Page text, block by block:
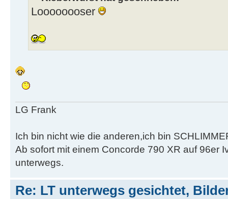
Loooooooser
LG Frank
Ich bin nicht wie die anderen,ich bin
Ab sofort mit einem Concorde 790 XR auf 96er
unterwegs.
Re: LT unterwegs gesichtet,